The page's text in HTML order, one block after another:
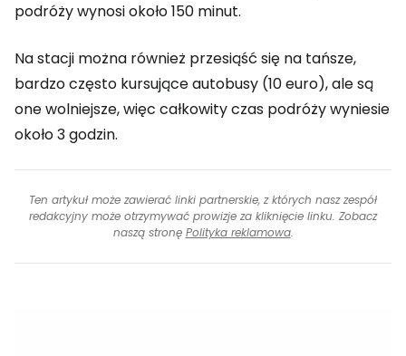
podróży wynosi około 150 minut.
Na stacji można również przesiąść się na tańsze,
bardzo często kursujące autobusy (10 euro), ale są
one wolniejsze, więc całkowity czas podróży wyniesie
około 3 godzin.
Ten artykuł może zawierać linki partnerskie, z których nasz zespół
redakcyjny może otrzymywać prowizje za kliknięcie linku. Zobacz
naszą stronę Polityka reklamowa.